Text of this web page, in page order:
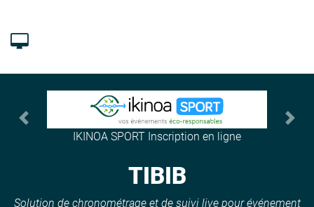
IKINOA SPORT Inscription en ligne
Previous Next
TIBIB
Solution de chronométrage et de suivi live pour événement